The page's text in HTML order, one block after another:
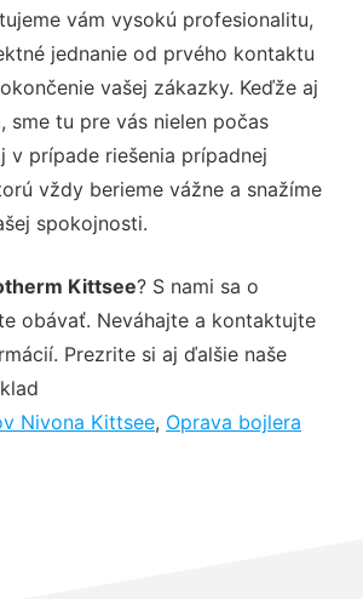
vám vysokú profesionalitu,
jednanie od prvého kontaktu
vašej zákazky. Keďže aj
sme tu pre vás nielen počas
v prípade riešenia prípadnej
vždy berieme vážne a snažíme
spokojnosti.
Kittsee? S nami sa o
obávať. Neváhajte a kontaktujte
Prezrite si aj ďalšie naše
Nivona Kittsee, Oprava bojlera